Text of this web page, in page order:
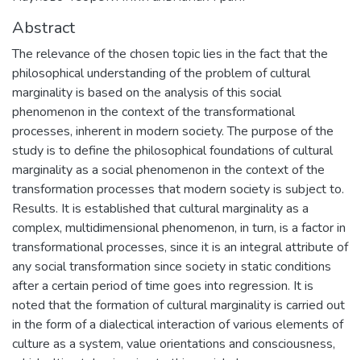
Abstract
The relevance of the chosen topic lies in the fact that the
philosophical understanding of the problem of cultural
marginality is based on the analysis of this social
phenomenon in the context of the transformational
processes, inherent in modern society. The purpose of the
study is to define the philosophical foundations of cultural
marginality as a social phenomenon in the context of the
transformation processes that modern society is subject to.
Results. It is established that cultural marginality as a
complex, multidimensional phenomenon, in turn, is a factor in
transformational processes, since it is an integral attribute of
any social transformation since society in static conditions
after a certain period of time goes into regression. It is
noted that the formation of cultural marginality is carried out
in the form of a dialectical interaction of various elements of
culture as a system, value orientations and consciousness,